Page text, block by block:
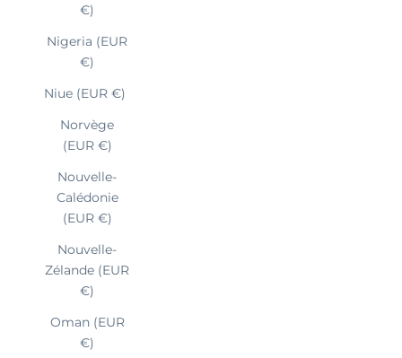
€)
Nigeria (EUR
€)
Niue (EUR €)
Norvège
(EUR €)
Nouvelle-
Calédonie
(EUR €)
Nouvelle-
Zélande (EUR
€)
Oman (EUR
€)